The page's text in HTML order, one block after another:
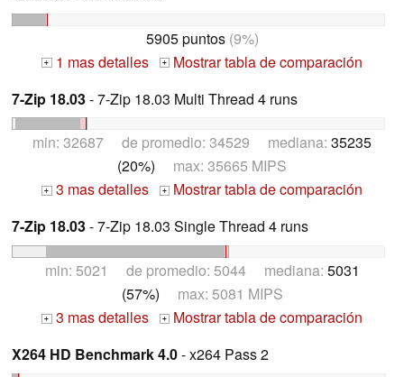
5905 puntos(9%)
+ 1 mas detalles +
Mostrar tabla de comparación
7-Zip 18.03- 7-Zip 18.03 Multi Thread 4 runs
min: 32687 de promedio: 34529 mediana: 35235
(20%) max: 35665 MIPS
+ 3 mas detalles +
Mostrar tabla de comparación
7-Zip 18.03- 7-Zip 18.03 Single Thread 4 runs
min: 5021 de promedio: 5044 mediana: 5031
(57%) max: 5081 MIPS
+ 3 mas detalles +
Mostrar tabla de comparación
X264 HD Benchmark 4.0- x264 Pass 2